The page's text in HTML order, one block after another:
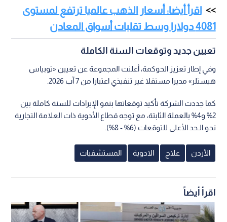
اقرأ أيضا: أسعار الذهب عالميا ترتفع لمستوى
4081 دولارا وسط تقلبات أسواق المعادن
تعيين جديد وتوقعات السنة الكاملة
وفي إطار تعزيز الحوكمة، أعلنت المجموعة عن تعيين «توبياس
هيستلر» مديرا مستقلا غير تنفيذي اعتبارا من 7 آب 2026.
كما جددت الشركة تأكيد توقعاتها بنمو الإيرادات للسنة كاملة بين
2% و4% بالعملة الثابتة، مع توجه قطاع الأدوية ذات العلامة التجارية
نحو الـحد الأعلى للتوقعات (6% - 8%).
الأردن علاج الادوية المستشفيات
اقرأ أيضاً